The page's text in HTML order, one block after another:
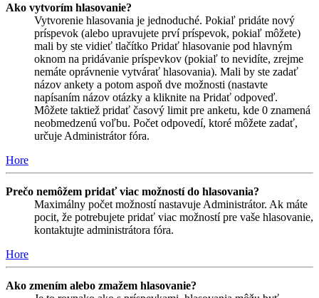
Ako vytvorím hlasovanie?
Vytvorenie hlasovania je jednoduché. Pokiaľ pridáte nový
príspevok (alebo upravujete prví príspevok, pokiaľ môžete)
mali by ste vidieť tlačítko Pridať hlasovanie pod hlavným
oknom na pridávanie príspevkov (pokiaľ to nevidíte, zrejme
nemáte oprávnenie vytvárať hlasovania). Mali by ste zadať
názov ankety a potom aspoň dve možnosti (nastavte
napísaním názov otázky a kliknite na Pridať odpoveď.
Môžete taktiež pridať časový limit pre anketu, kde 0 znamená
neobmedzenú voľbu. Počet odpovedí, ktoré môžete zadať,
určuje Administrátor fóra.
Hore
Prečo nemôžem pridať viac možností do hlasovania?
Maximálny počet možností nastavuje Administrátor. Ak máte
pocit, že potrebujete pridať viac možností pre vaše hlasovanie,
kontaktujte administrátora fóra.
Hore
Ako zmením alebo zmažem hlasovanie?